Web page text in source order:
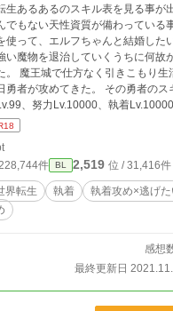
生あるあるのスキル表を見る事が
でもない天性資質が備わっている
使って、エルフちゃんと結婚した
い魔物を退治していくうちに何故
く引きこもり生活を送っていると、ある
勇者が攻めてきた。 その勇者
、努力Lv.10000、執着
！？！？！？！？！？！ ムーンラ
件 BL 2,519 位 / 31,416件
界転生 執着 執着攻め×逃げた
感想
最終更新日